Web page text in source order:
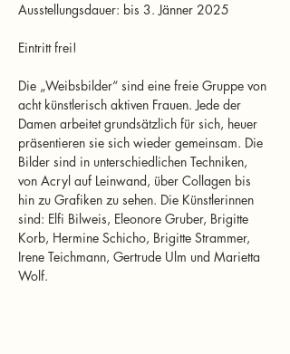
Ausstellungsdauer: bis 3. Jänner 2025
Eintritt frei!
Die „Weibsbilder“ sind eine freie Gruppe von
acht künstlerisch aktiven Frauen. Jede der
Damen arbeitet grundsätzlich für sich, heuer
präsentieren sie sich wieder gemeinsam. Die
Bilder sind in unterschiedlichen Techniken,
von Acryl auf Leinwand, über Collagen bis
hin zu Grafiken zu sehen. Die Künstlerinnen
sind: Elfi Bilweis, Eleonore Gruber, Brigitte
Korb, Hermine Schicho, Brigitte Strammer,
Irene Teichmann, Gertrude Ulm und Marietta
Wolf.